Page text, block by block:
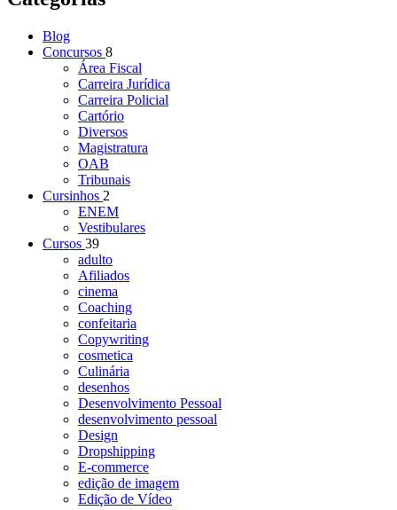
Blog
Concursos 8
Área Fiscal
Carreira Jurídica
Carreira Policial
Cartório
Diversos
Magistratura
OAB
Tribunais
Cursinhos 2
ENEM
Vestibulares
Cursos 39
adulto
Afiliados
cinema
Coaching
confeitaria
Copywriting
cosmetica
Culinária
desenhos
Desenvolvimento Pessoal
desenvolvimento pessoal
Design
Dropshipping
E-commerce
edição de imagem
Edição de Vídeo